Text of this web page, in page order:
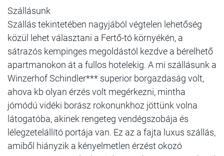
Szállásunk
Szállás tekintetében nagyjából végtelen lehetőség
közül lehet választani a Fertő-tó környékén, a
sátrazós kempinges megoldástól kezdve a bérelhető
apartmanokon át a fullos hotelekig. A mi szállásunk a
Winzerhof Schindler*** superior borgazdaság volt,
ahova kb olyan érzés volt megérkezni, mintha
jómódú vidéki borász rokonunkhoz jöttünk volna
látogatóba, akinek rengeteg vendégszobája és
lélegzetelállító portája van. Ez az a fajta luxus szállás,
amiből hiányzik a kényelmetlen érzést okozó